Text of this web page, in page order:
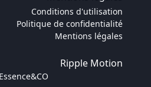
Conditions d'utilisation
Politique de confidentialité
Mentions légales
Ripple Motion